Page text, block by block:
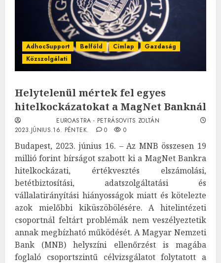
AdhocSupport Belföld Címlap
Gazdaság
Közszolgálati
Helytelenül mértek fel egyes
hitelkockázatokat a MagNet Banknál
EUROASTRA - PETRÁSOVITS ZOLTÁN
2023.JÚNIUS.16. PÉNTEK.
0 0
Budapest, 2023. június 16. – Az MNB összesen 19
millió forint bírságot szabott ki a MagNet Bankra
hitelkockázati, értékvesztés elszámolási,
betétbiztosítási, adatszolgáltatási és
vállalatirányítási hiányosságok miatt és kötelezte
azok mielőbbi kiküszöbölésére. A hitelintézeti
csoportnál feltárt problémák nem veszélyeztetik
annak megbízható működését. A Magyar Nemzeti
Bank (MNB) helyszíni ellenőrzést is magába
foglaló csoportszintű célvizsgálatot folytatott a